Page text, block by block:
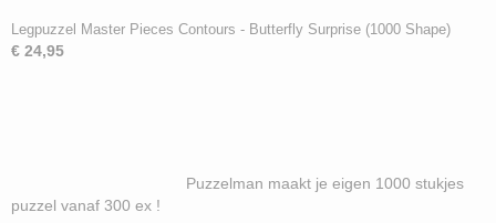
Legpuzzel Master Pieces Contours - Butterfly Surprise (1000 Shape)
€ 24,95
Puzzelman maakt je eigen 1000 stukjes
puzzel vanaf 300 ex !